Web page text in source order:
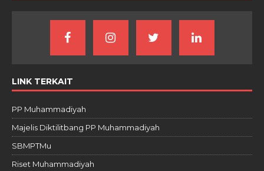
LINK TERKAIT
PP Muhammadiyah
Majelis Diktilitbang PP Muhammadiyah
SBMPTMu
Riset Muhammadiyah